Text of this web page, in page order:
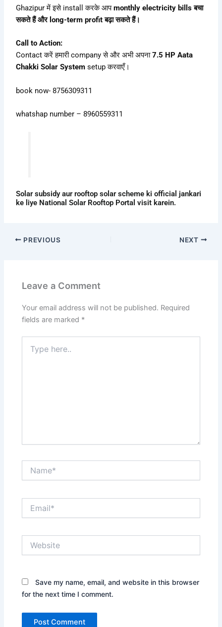
Ghazipur में इसे install करके आपmonthly electricity bills बचा
सकते हैं और long-term profit बढ़ा सकते हैं।
Call to Action:
Contact करें हमारी company से और अभी अपना7.5 HP Aata
Chakki Solar System setup करवाएँ।
book now- 8756309311
whatshap number – 8960559311
Solar subsidy aur rooftop solar scheme ki official jankari
ke liye National Solar Rooftop Portal visit karein.
PREVIOUS NEXT
Leave a Comment
Your email address will not be published. Required
fields are marked *
here..
Save my name, email, and website in this browser
for the next time I comment.